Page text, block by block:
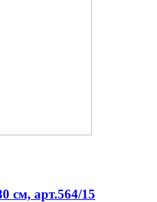
см, арт.564/15